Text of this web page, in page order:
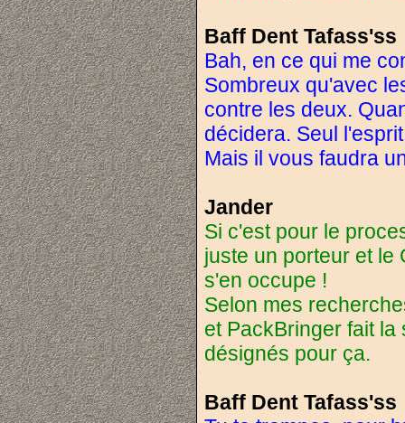
Baff Dent Tafass'ss
Bah, en ce qui me
Sombreux qu'avec
contre les deux.
décidera. Seul
Mais il vous faudra
Jander
Si c'est pour le
juste un porteur et le
s'en occupe !
Selon mes
et PackBringer fait
désignés pour ça.
Baff Dent Tafass'ss